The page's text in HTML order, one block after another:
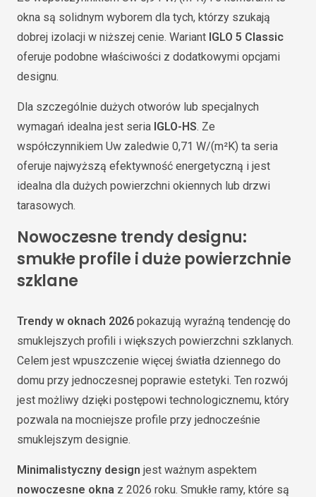
okna są solidnym wyborem dla tych, którzy szukają
dobrej izolacji w niższej cenie. Wariant IGLO 5 Classic
oferuje podobne właściwości z dodatkowymi opcjami
designu.
Dla szczególnie dużych otworów lub specjalnych
wymagań idealna jest seria IGLO-HS. Ze
współczynnikiem Uw zaledwie 0,71 W/(m²K) ta seria
oferuje najwyższą efektywność energetyczną i jest
idealna dla dużych powierzchni okiennych lub drzwi
tarasowych.
Nowoczesne trendy designu:
smukłe profile i duże powierzchnie
szklane
Trendy w oknach 2026 pokazują wyraźną tendencję do
smuklejszych profili i większych powierzchni szklanych.
Celem jest wpuszczenie więcej światła dziennego do
domu przy jednoczesnej poprawie estetyki. Ten rozwój
jest możliwy dzięki postępowi technologicznemu, który
pozwala na mocniejsze profile przy jednocześnie
smuklejszym designie.
Minimalistyczny design jest ważnym aspektem
nowoczesne okna z 2026 roku. Smukłe ramy, które są